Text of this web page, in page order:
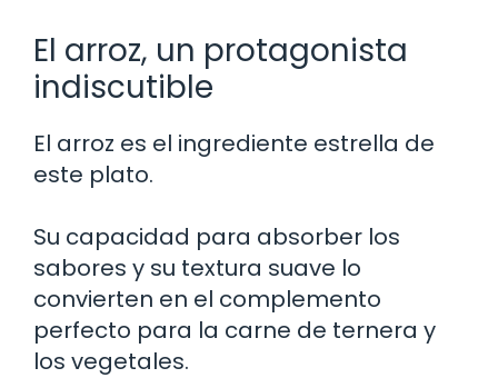
El arroz, un protagonista
indiscutible
El arroz es el ingrediente estrella de
este plato.
Su capacidad para absorber los
sabores y su textura suave lo
convierten en el complemento
perfecto para la carne de ternera y
los vegetales.